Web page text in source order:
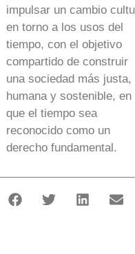
impulsar un cambio
en torno a los usos del
tiempo, con el objetivo
compartido de construir
una sociedad más justa,
humana y sostenible, en
que el tiempo sea
reconocido como un
derecho fundamental.